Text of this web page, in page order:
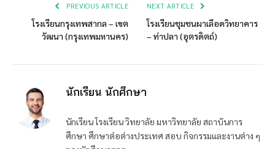
PREVIOUS ARTICLE
โรงเรียนกรุงเทพสากล – เขต
วัฒนา (กรุงเทพมหานคร)
NEXT ARTICLE
โรงเรียนชุมชนผาเลือดวิทยาคาร
– ท่าปลา (อุตรดิตถ์)
นักเรียน นักศึกษา
นักเรียน โรงเรียน วิทยาลัย มหาวิทยาลัย สถาบันการ
ศึกษา ศึกษาต่อต่างประเทศ สอบ กิจกรรมและงานต่าง ๆ